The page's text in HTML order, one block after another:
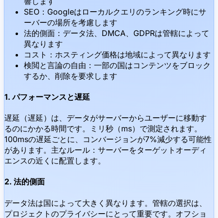
SEO：Googleはローカルクエリのランキング時にサ
ーバーの場所を考慮します
法的側面：データ法、DMCA、GDPRは管轄によって
異なります
コスト：ホスティング価格は地域によって異なります
検閲と言論の自由：一部の国はコンテンツをブロック
するか、削除を要求します
1. パフォーマンスと遅延
遅延（遅延）は、データがサーバーからユーザーに移動す
るのにかかる時間です。ミリ秒（ms）で測定されます。
100msの遅延ごとに、コンバージョンが7%減少する可能性
があります。主なルール：サーバーをターゲットオーディ
エンスの近くに配置します。
2. 法的側面
データ法は国によって大きく異なります。管轄の選択は、
プロジェクトのプライバシーにとって重要です。オフショ